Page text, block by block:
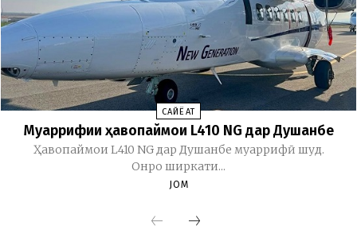
CАЙЁҲАТ
Муаррифии ҳавопаймои L410 NG дар Душанбе
Ҳавопаймои L410 NG дар Душанбе муаррифӣ шуд.
Онро ширкати...
JOM